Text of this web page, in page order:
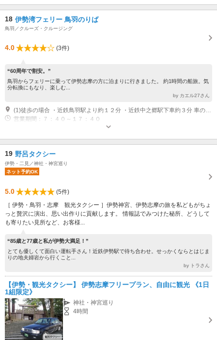
18 伊勢湾フェリー 鳥羽のりば
鳥羽／クルーズ・クルージング
4.0 (3件)
“60周年で割安。”
鳥羽からフェリーに乗って伊勢志摩の方に泊まりに行きました。 約1時間の船旅。気
分転換にもなり、楽しむ...
by カエル27さん
(1)徒歩の場合 ・近鉄鳥羽駅より約１２分 ・近鉄中之郷駅下車約３分 車の場合 ・伊勢自動車道伊勢ICより約15分(のりばまで13km)
営業期間：７：４０～１７：４０
19 野呂タクシー
伊勢・二見／神社・神宮巡り
ネット予約OK
5.0
(5件)
［ 伊勢・鳥羽・志摩 観光タクシー ］伊勢神宮、伊勢志摩の旅を私どもがちょ
っと贅沢に演出、思い出作りに貢献します。 情報誌でみつけた秘所、どうして
も寄りたい見所など、お客様...
“85歳と77歳と私が伊勢大満足！”
とても優しくて面白い運転手さん！近鉄伊勢駅で待ち合わせ。せっかくならとはじま
りの地夫婦岩から行くこと...
by トラさん
【伊勢・観光タクシー】 伊勢志摩フリープラン、自由に観光 《1日
1組限定》
神社・神宮巡り
4時間